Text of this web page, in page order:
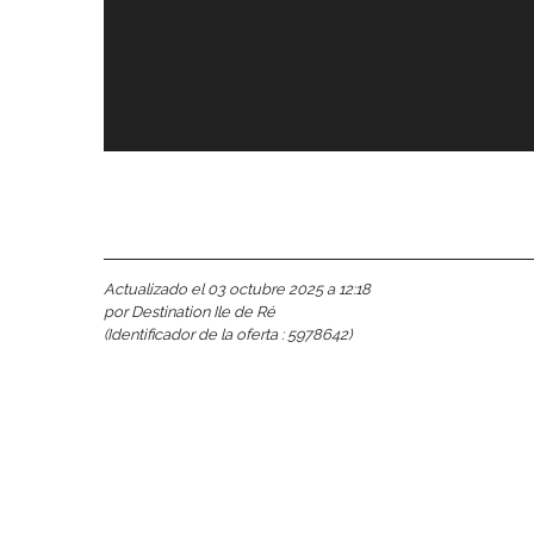
Actualizado el 03 octubre 2025 a 12:18
por Destination Ile de Ré
(Identificador de la oferta : 5978642)